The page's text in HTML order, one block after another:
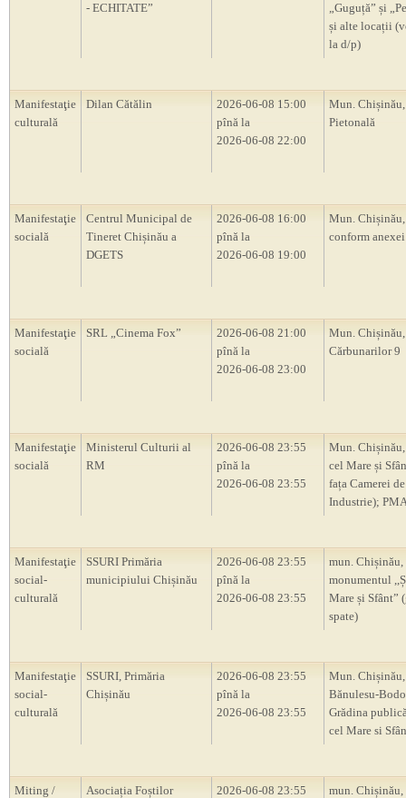
- ECHITATE”
„Guguță” și
și alte locații
la d/p)
Manifestaţie
culturală
Dilan Cătălin
2026-06-08 15:00
pînă la
2026-06-08 22:00
Mun. Chișinău,
Pietonală
Manifestaţie
socială
Centrul Municipal de
Tineret Chișinău a
DGETS
2026-06-08 16:00
pînă la
2026-06-08 19:00
Mun.
conform anexei
Manifestaţie
socială
SRL „Cinema Fox”
2026-06-08 21:00
pînă la
2026-06-08 23:00
Mun. Chișinău,
Cărbunarilor 9
Manifestaţie
socială
Ministerul Culturii al
RM
2026-06-08 23:55
pînă la
2026-06-08 23:55
Mun.
cel Mare și
fața Camerei
Industrie);
Manifestaţie
social-
culturală
SSURI Primăria
municipiului Chișinău
2026-06-08 23:55
pînă la
2026-06-08 23:55
mun. Chișinău,
monumentul
Mare și Sfânt”
spate)
Manifestaţie
social-
culturală
SSURI, Primăria
Chișinău
2026-06-08 23:55
pînă la
2026-06-08 23:55
Mun. Chișinău,
Bănulesu-
Grădina
cel Mare si
Miting /
Asociația Foștilor
2026-06-08 23:55
mun. Chișinău,